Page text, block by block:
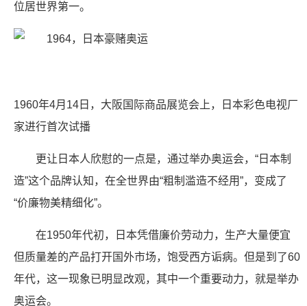
位居世界第一。
1960年4月14日，大阪国际商品展览会上，日本彩色电视厂
家进行首次试播
更让日本人欣慰的一点是，通过举办奥运会，“日本制
造”这个品牌认知，在全世界由“粗制滥造不经用”，变成了
“价廉物美精细化”。
在1950年代初，日本凭借廉价劳动力，生产大量便宜
但质量差的产品打开国外市场，饱受西方诟病。但是到了60
年代，这一现象已明显改观，其中一个重要动力，就是举办
奥运会。